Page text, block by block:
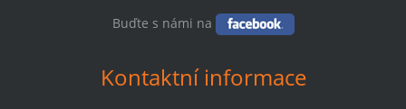
Buďte s námi na
Kontaktní informace